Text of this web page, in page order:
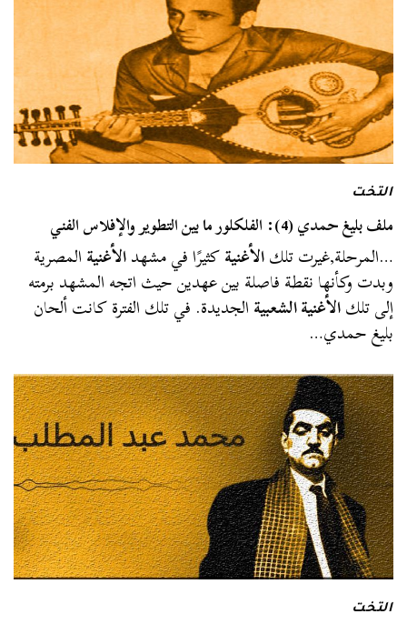
التخت
ملف بليغ حمدي (4): الفلكلور ما بين التطوير والإفلاس الفني
…المرحلة,غيرت تلكالأغنيةكثيرًا في مشهدالأغنيةالمصرية
وبدت وكأنها نقطة فاصلة بين عهدين حيث اتجه المشهد برمته
إلى تلكالأغنية الشعبيةالجديدة. في تلك الفترة كانت ألحان
بليغ حمدي…
التخت